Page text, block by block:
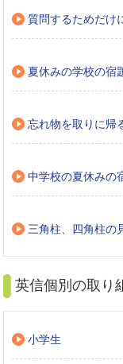
質問するためだけ
夏休みの学校の宿
忘れ物を取りに帰
中学校の夏休みの
三角柱、四角柱の
英信個別の取り
小学生